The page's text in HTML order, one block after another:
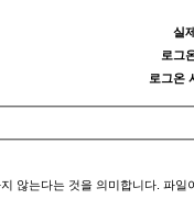
실
로그
로그온
않는다는 것을 의미합니다. 파